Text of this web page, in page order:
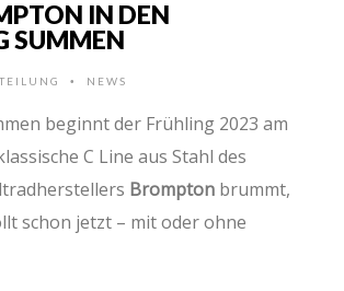
IN DEN
SUMMEN
• NEWS
beginnt der Frühling 2023 am
C Line aus Stahl des
Brompton brummt,
schon jetzt – mit oder ohne